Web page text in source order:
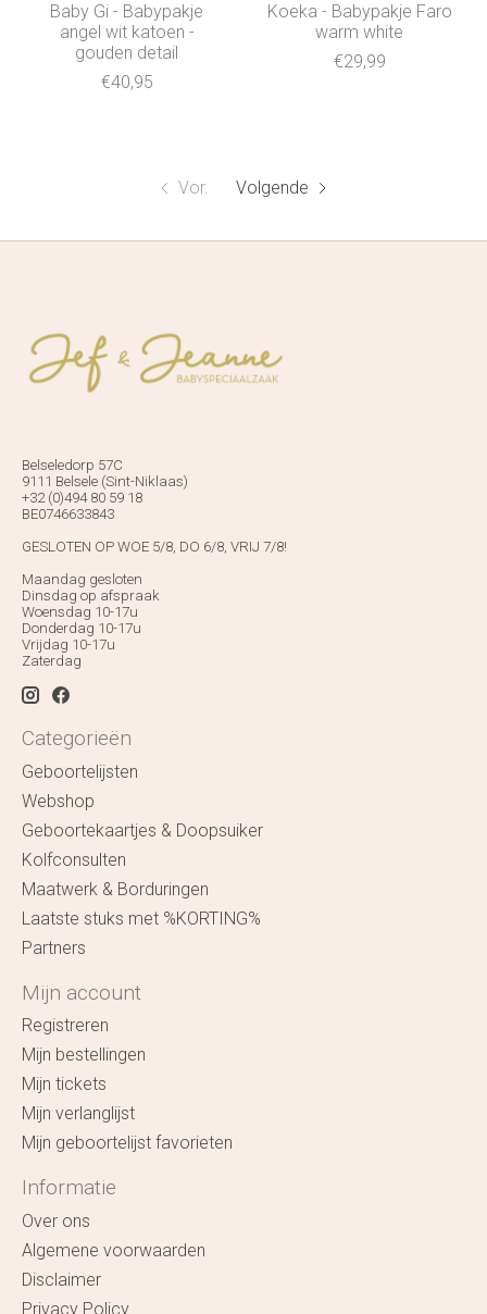
Baby Gi - Babypakje
angel wit katoen -
gouden detail
€40,95
Koeka - Babypakje Faro
warm white
€29,99
Vor. Volgende
Belseledorp 57C
9111 Belsele (Sint-Niklaas)
+32 (0)494 80 59 18
BE0746633843
GESLOTEN OP WOE 5/8, DO 6/8, VRIJ 7/8!
Maandag gesloten
Dinsdag op afspraak
Woensdag 10-17u
Donderdag 10-17u
Vrijdag 10-17u
Zaterdag
Categorieën
Geboortelijsten
Webshop
Geboortekaartjes & Doopsuiker
Kolfconsulten
Maatwerk & Borduringen
Laatste stuks met %KORTING%
Partners
Mijn account
Registreren
Mijn bestellingen
Mijn tickets
Mijn verlanglijst
Mijn geboortelijst favorieten
Informatie
Over ons
Algemene voorwaarden
Disclaimer
Privacy Policy